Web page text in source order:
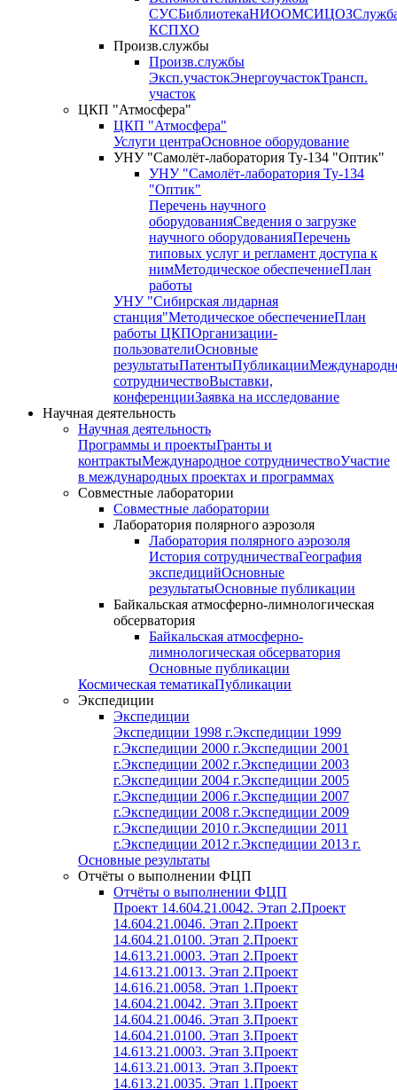
СУСБиблиотекаНИООМСИЦОЗ
КСПХО
Произв.службы
Произв.службы
Эксп.участокЭнергоучастокТрансп.
участок
ЦКП "Атмосфера"
ЦКП "Атмосфера"
Услуги центраОсновное оборудование
УНУ "Самолёт-лаборатория Ту-134 "Оптик"
УНУ "Самолёт-лаборатория Ту-134
"Оптик"
Перечень научного
оборудованияСведения о загрузке
научного оборудованияПеречень
типовых услуг и регламент доступа к
нимМетодическое обеспечениеПлан
работы
УНУ "Сибирская лидарная
станция"Методическое обеспечениеПлан
работы ЦКПОрганизации-
пользователиОсновные
результатыПатентыПубликации
сотрудничествоВыставки,
конференцииЗаявка на исследование
Научная деятельность
Научная деятельность
Программы и проектыГранты и
контрактыМеждународное сотрудничествоУчастие
в международных проектах и программах
Совместные лаборатории
Совместные лаборатории
Лаборатория полярного аэрозоля
Лаборатория полярного аэрозоля
История сотрудничестваГеография
экспедицийОсновные
результатыОсновные публикации
Байкальская атмосферно-лимнологическая
обсерватория
Байкальская атмосферно-
лимнологическая обсерватория
Основные публикации
Космическая тематикаПубликации
Экспедиции
Экспедиции
Экспедиции 1998 г.Экспедиции 1999
г.Экспедиции 2000 г.Экспедиции 2001
г.Экспедиции 2002 г.Экспедиции 2003
г.Экспедиции 2004 г.Экспедиции 2005
г.Экспедиции 2006 г.Экспедиции 2007
г.Экспедиции 2008 г.Экспедиции 2009
г.Экспедиции 2010 г.Экспедиции 2011
г.Экспедиции 2012 г.Экспедиции 2013 г.
Основные результаты
Отчёты о выполнении ФЦП
Отчёты о выполнении ФЦП
Проект 14.604.21.0042. Этап 2.Проект
14.604.21.0046. Этап 2.Проект
14.604.21.0100. Этап 2.Проект
14.613.21.0003. Этап 2.Проект
14.613.21.0013. Этап 2.Проект
14.616.21.0058. Этап 1.Проект
14.604.21.0042. Этап 3.Проект
14.604.21.0046. Этап 3.Проект
14.604.21.0100. Этап 3.Проект
14.613.21.0003. Этап 3.Проект
14.613.21.0013. Этап 3.Проект
14.613.21.0035. Этап 1.Проект